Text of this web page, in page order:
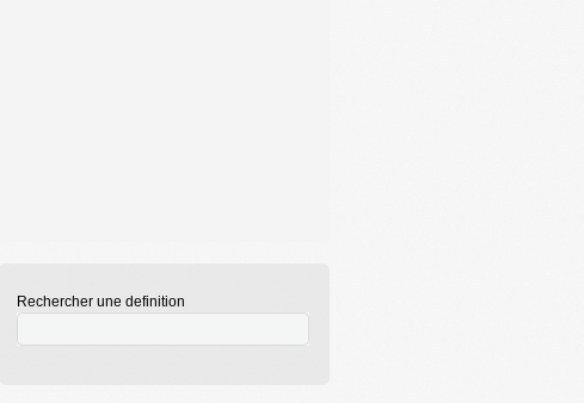
Rechercher une definition